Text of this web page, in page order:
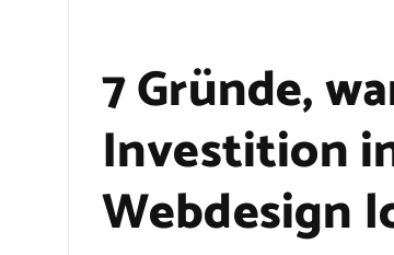
7 Gründe,
Investition
Webdesign